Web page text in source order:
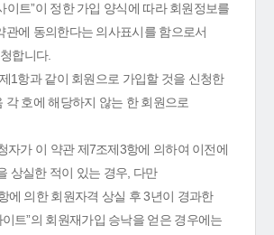
이트”이 정한 가입 양식에 따라 회원정보를
관에 동의한다는 의사표시를 함으로서
합니다.
1항과 같이 회원으로 가입할 것을 신청한
각 호에 해당하지 않는 한 회원으로
자가 이 약관 제7조제3항에 의하여 이전에
상실한 적이 있는 경우, 다만
에 의한 회원자격 상실 후 3년이 경과한
이트”의 회원재가입 승낙을 얻은 경우에는